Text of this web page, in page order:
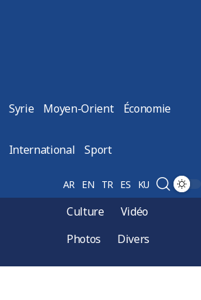
Syrie Moyen-Orient Économie
International Sport
AR EN TR ES KU
Culture
Vidéo
Photos
Divers